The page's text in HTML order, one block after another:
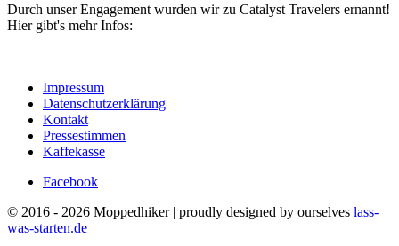
Durch unser Engagement wurden wir zu Catalyst Travelers ernannt!
Hier gibt's mehr Infos:
Impressum
Datenschutzerklärung
Kontakt
Pressestimmen
Kaffekasse
Facebook
© 2016 - 2026 Moppedhiker | proudly designed by ourselves lass-
was-starten.de